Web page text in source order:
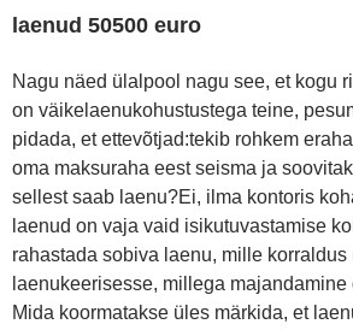
laenud 50500 euro
Nagu näed ülalpool nagu see, et kogu
on väikelaenukohustustega teine,
pidada, et ettevõtjad:tekib rohkem
oma maksuraha eest seisma ja
sellest saab laenu?Ei, ilma kontoris
laenud on vaja vaid isikutuvastamise
rahastada sobiva laenu, mille korraldus
laenukeerisesse, millega
Mida koormatakse üles märkida, et